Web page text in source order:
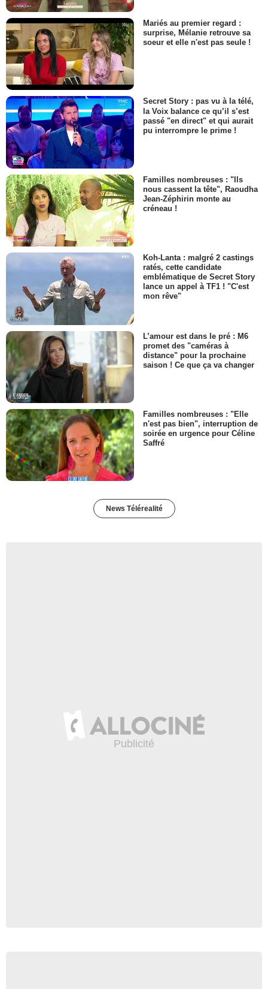
Mariés au premier regard :
surprise, Mélanie retrouve sa
soeur et elle n'est pas seule !
Secret Story : pas vu à la télé,
la Voix balance ce qu’il s’est
passé "en direct" et qui aurait
pu interrompre le prime !
Familles nombreuses : "Ils
nous cassent la tête", Raoudha
Jean-Zéphirin monte au
créneau !
Koh-Lanta : malgré 2 castings
ratés, cette candidate
emblématique de Secret Story
lance un appel à TF1 ! "C'est
mon rêve"
L’amour est dans le pré : M6
promet des "caméras à
distance" pour la prochaine
saison ! Ce que ça va changer
Familles nombreuses : "Elle
n'est pas bien", interruption de
soirée en urgence pour Céline
Saffré
News Télérealité